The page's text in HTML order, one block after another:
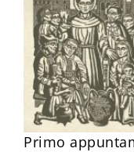
Primo